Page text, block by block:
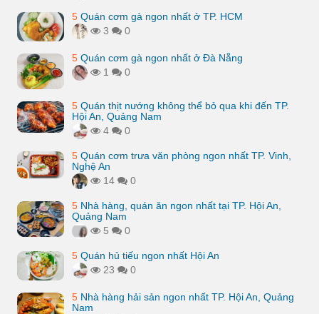
5 Quán cơm gà ngon nhất ở TP. HCM
3
0
5 Quán cơm gà ngon nhất ở Đà Nẵng
1
0
5 Quán thịt nướng không thể bỏ qua khi đến TP.
Hội An, Quảng Nam
4
0
5 Quán cơm trưa văn phòng ngon nhất TP. Vinh,
Nghệ An
14
0
5 Nhà hàng, quán ăn ngon nhất tại TP. Hội An,
Quảng Nam
5
0
5 Quán hủ tiếu ngon nhất Hội An
23
0
5 Nhà hàng hải sản ngon nhất TP. Hội An, Quảng
Nam